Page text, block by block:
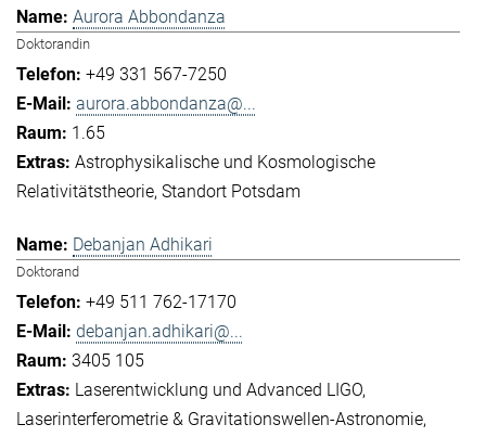
Aurora Abbondanza
Doktorandin
+49 331 567-7250
aurora.abbondanza@...
1.65
Astrophysikalische und Kosmologische
Relativitätstheorie Standort Potsdam
Debanjan Adhikari
Doktorand
+49 511 762-17170
debanjan.adhikari@...
3405 105
Laserentwicklung und Advanced LIGO
Laserinterferometrie & Gravitationswellen-Astronomie